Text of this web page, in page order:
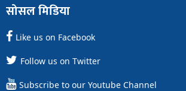
सोसल मिडिया
Like us on Facebook
Follow us on Twitter
Subscribe to our Youtube Channel